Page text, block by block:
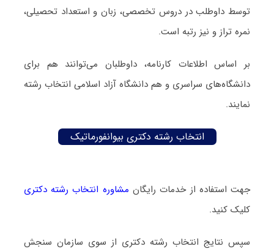
توسط داوطلب در دروس تخصصی، زبان و استعداد تحصیلی،
نمره تراز و نیز رتبه است.
بر اساس اطلاعات کارنامه، داوطلبان می‌توانند هم برای
دانشگاه‌های سراسری و هم دانشگاه آزاد اسلامی انتخاب رشته
نمایند.
انتخاب رشته دکتری بیوانفورماتیک
جهت استفاده از خدمات رایگان مشاوره انتخاب رشته دکتری
کلیک کنید.
سپس نتایج انتخاب رشته دکتری از سوی سازمان سنجش